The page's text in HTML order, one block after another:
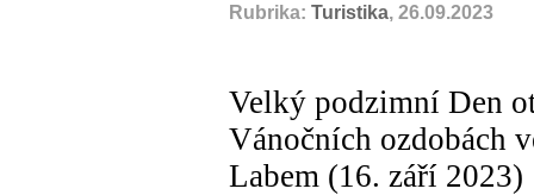
Rubrika: Turistika, 26.09.2023
Velký podzimní Den
Vánočních ozdobách
Labem (16. září 2023)